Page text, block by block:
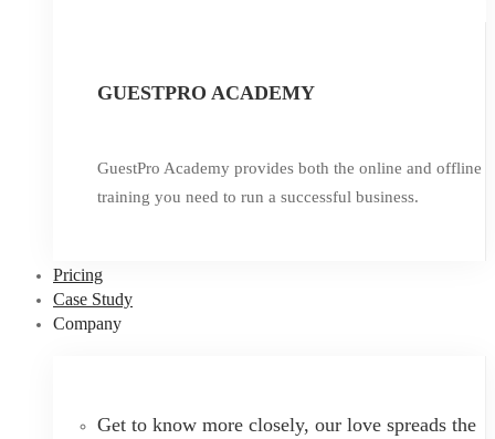
GUESTPRO ACADEMY
GuestPro Academy provides both the online and offline
training you need to run a successful business.
Pricing
Case Study
Company
Get to know more closely, our love spreads the